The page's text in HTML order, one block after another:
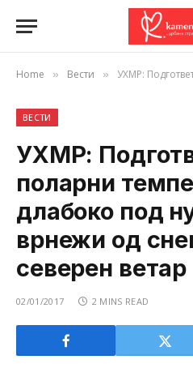
Home » Вести » УХМР: Подгответе се за поларни
ВЕСТИ
УХМР:
поларни
длабоко под
врнежи од
северен ветар
02/01/2017 2 MINS READ